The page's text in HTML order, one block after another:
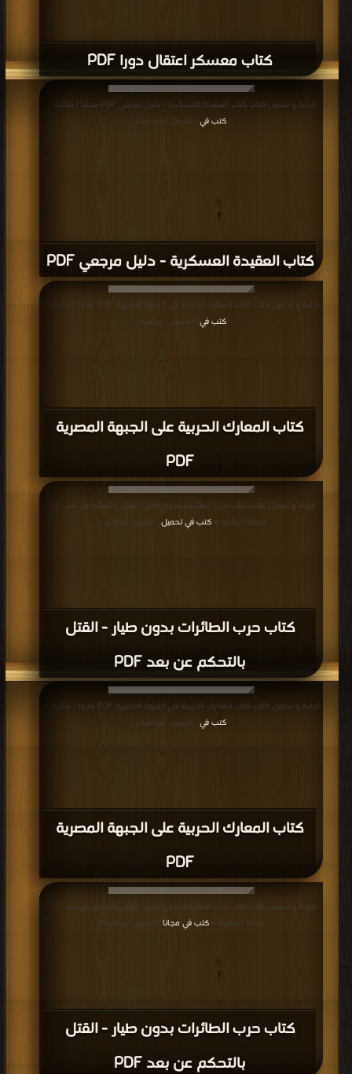
كتاب معسكر اعتقال دورا PDF
كتاب العقيدة العسكرية - دليل مرجعي PDF
قراءة و تحميل كتاب كتاب العقيدة العسكرية - دليل مرجعي PDF مجانا | مكتبة >
كتب في
| التحميل : مرة/مرات
كتاب المعارك الحربية على الجبهة المصرية
PDF
قراءة و تحميل كتاب كتاب المعارك الحربية على الجبهة المصرية PDF مجانا | مكتبة >
كتب في
| التحميل : مرة/مرات
كتاب حرب الطائرات بدون طيار - القتل
بالتحكم عن بعد PDF
مجانا | مكتبة >كتب في تحميل | التحميل : مرة/مرات
كتاب المعارك الحربية على الجبهة المصرية
PDF
قراءة و تحميل كتاب كتاب المعارك الحربية على الجبهة المصرية PDF مجانا | مكتبة >
كتب في
| التحميل : مرة/مرات
كتاب حرب الطائرات بدون طيار - القتل
بالتحكم عن بعد PDF
مجانا | مكتبة > كتب في مجانا | التحميل : مرة/مرات